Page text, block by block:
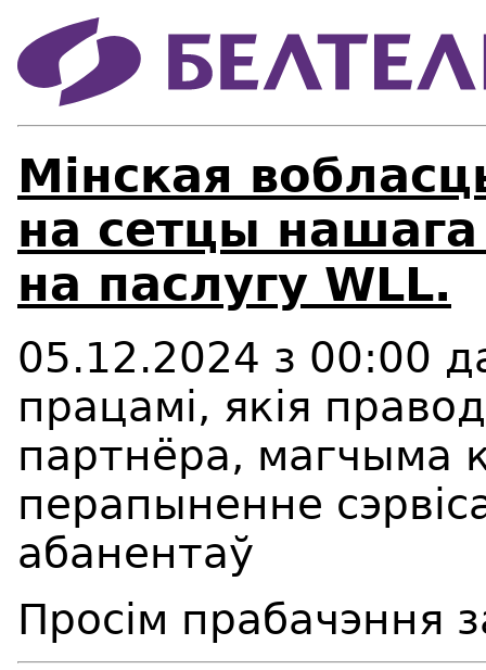
Мінская
на сетцы
на паслугу WLL.
05.12.2024 з 00:00
працамі, якія
партнёра, магчыма
перапыненне
абанентаў
Просім прабачэння